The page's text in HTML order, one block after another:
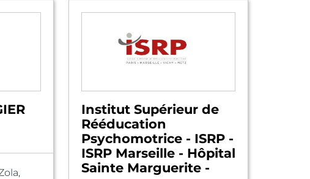
Institut Supérieur de
Rééducation
Psychomotrice - ISRP -
ISRP Marseille - Hôpital
Sainte Marguerite -